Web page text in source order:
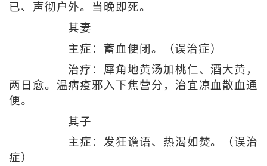
已、声彻户外。当晚即死。
其妻
主症：蓄血便闭。（误治症）
治疗：犀角地黄汤加桃仁、酒大黄，
两日愈。温病疫邪入下焦营分，治宜凉血散血通
便。
其子
主症：发狂谵语、热渴如焚。（误治
症）